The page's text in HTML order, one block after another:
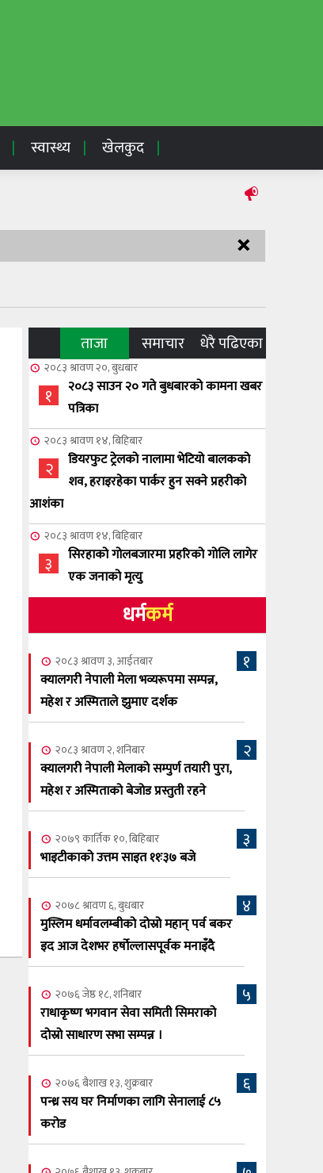
स्वास्थ्य
खेलकुद
×
ताजा समाचार धेरै पढिएका
२०८३ श्रावण २०, बुधबार
१
२०८३ साउन २० गते बुधबारको कामना खबर
पत्रिका
२०८३ श्रावण १४, बिहिबार
२
डियरफुट ट्रेलको नालामा भेटियो बालकको
शव, हराइरहेका पार्कर हुन सक्ने प्रहरीको
आशंका
२०८३ श्रावण १४, बिहिबार
३
सिरहाको गोलबजारमा प्रहरिको गोलि लागेर
एक जनाको मृत्यु
२०८३ श्रावण १०, आईतबार
४ NCSC को अध्यक्षमा घनेन्द्र न्यौपाने बिजयी
२०८३ श्रावण ८, शुक्रबार
५
नेप्लिज सोसाइटि अफ क्यालगरीको अध्यक्षमा
सूर्य अधिकारी र घनेन्द्र न्यौपाने भिड्दै
२०८३ श्रावण ६, बुधबार
६
२०८३ काउन ६ गते बुधबारको कामना खबर
पत्रिका
७
क्यालगरी नेपाली मेला भव्यरूपमा सम्पन्न,
महेश र अस्मिताले झुमाए दर्शक
८
क्यालगरी नेपाली मेलाको सम्पुर्ण तयारी पुरा,
महेश र अस्मिताको बेजोड प्रस्तुती रहने
धर्मकर्म
२०८३ श्रावण ३, आईतबार
क्यालगरी नेपाली मेला भव्यरूपमा सम्पन्न,
महेश र अस्मिताले झुमाए दर्शक
१
२०८३ श्रावण २, शनिबार
क्यालगरी नेपाली मेलाको सम्पुर्ण तयारी पुरा,
महेश र अस्मिताको बेजोड प्रस्तुती रहने
२
२०७९ कार्तिक १०, बिहिबार
भाइटीकाको उत्तम साइत ११ः३७ बजे
३
२०७८ श्रावण ६, बुधबार
मुस्लिम धर्मावलम्बीको दोस्रो महान् पर्व बकर
इद आज देशभर हर्षोल्लासपूर्वक मनाइँदै
४
२०७६ जेष्ठ १८, शनिबार
राधाकृष्ण भगवान सेवा समिती सिमराको
दोस्रो साधारण सभा सम्पन्न ।
५
२०७६ बैशाख १३, शुक्रबार
पन्ध्र सय घर निर्माणका लागि सेनालाई ८५
करोड
६